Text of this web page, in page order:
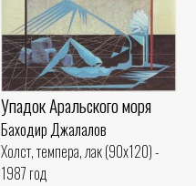
Упадок Аральского моря
Баходир Джалалов
Холст, темпера, лак (90x120) -
1987 год